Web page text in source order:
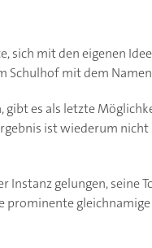
sich mit den eigenen
Schulhof mit dem
es als letzte
ist wiederum
gelungen, seine
prominente gleichnamige